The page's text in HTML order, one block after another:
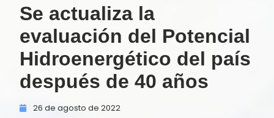
Se actualiza la
evaluación del Potencial
Hidroenergético del país
después de 40 años
26 de agosto de 2022